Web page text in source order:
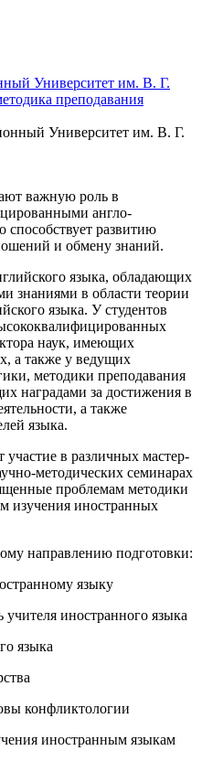
Университет им. В. Г.
преподавания
важную роль в
англо-
развитию
и обмену знаний.
языка, обладающих
знаниями в области теории
языка. У студентов
наук, имеющих
а также у ведущих
методики преподавания
наградами за достижения в
а также
языка.
в различных мастер-
методических семинарах
проблемам методики
изучения иностранных
направлению подготовки:
языку
учителя иностранного языка
языка
конфликтологии
иностранным языкам